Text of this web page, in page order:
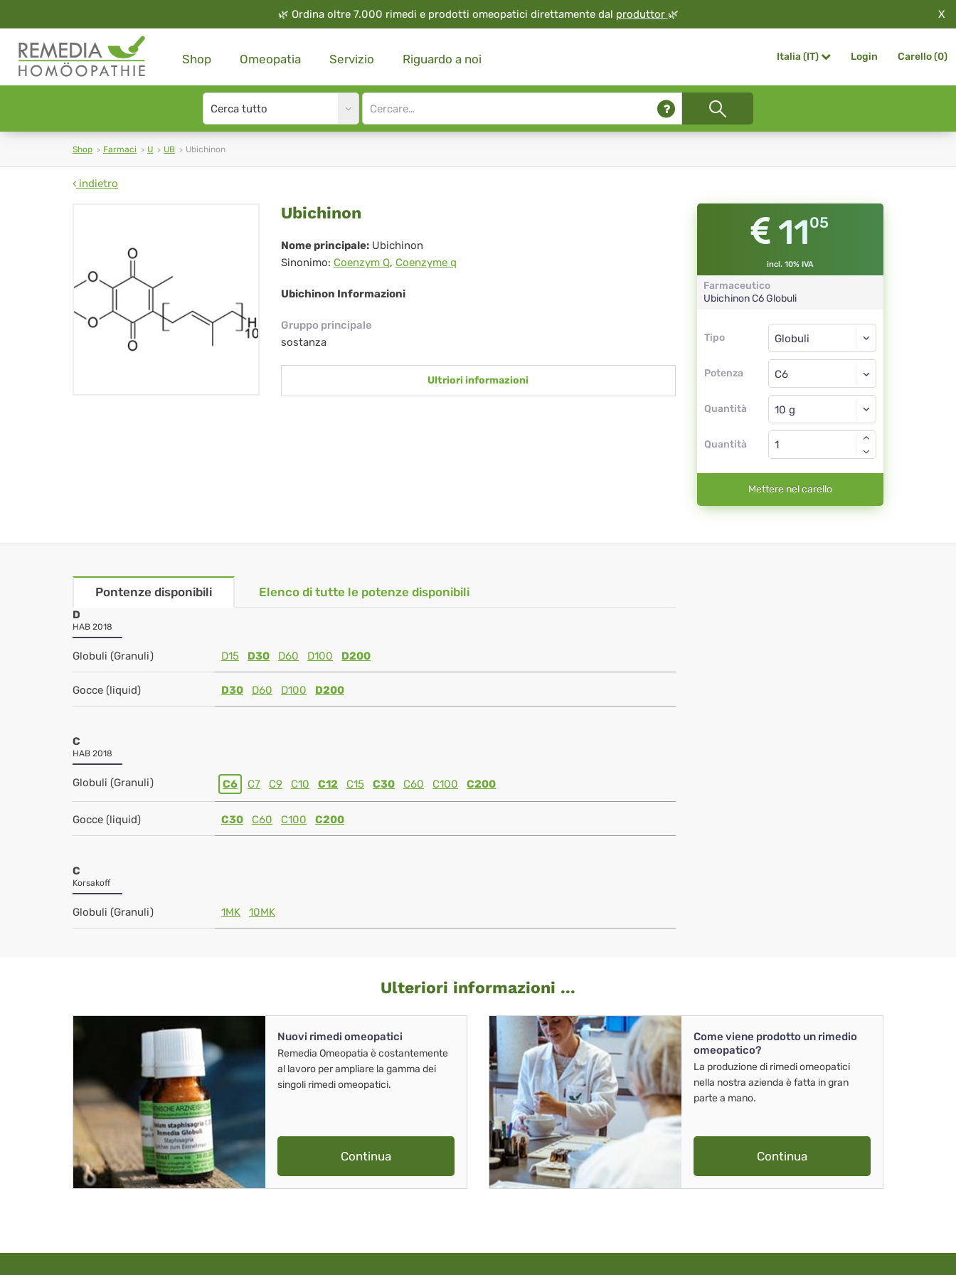
🌿 Ordina oltre 7.000 rimedi e prodotti omeopatici direttamente dal produttor 🌿 X
Shop Omeopatia Servizio Riguardo a noi Italia (IT) Login Carello (0)
Search
type
Site
search
Shop Farmaci U UB Ubichinon
indietro
Ubichinon
Ubichinon
Nome principale: Ubichinon
Sinonimo: Coenzym Q, Coenzyme q
Ubichinon Informazioni
Gruppo principale
sostanza
Ultriori informazioni
1105
incl. 10% IVA
Farmaceutico
UbichinonC6 Globuli
Tipo
Tipo
Potenza
Globuli
C6
Quantità
Globuli
Quantità
Mettere nel carello
Pontenze disponibili Elenco di tutte le potenze disponibili
D
HAB 2018
Globuli (Granuli) D15 D30 D60 D100 D200
Gocce (liquid) D30 D60 D100 D200
C
HAB 2018
Globuli (Granuli) C6 C7 C9 C10 C12 C15 C30 C60 C100 C200
Gocce (liquid) C30 C60 C100 C200
C
Korsakoff
Globuli (Granuli) 1MK 10MK
Ulteriori informazioni ...
Nuovi rimedi omeopatici
Remedia Omeopatia è costantemente
al lavoro per ampliare la gamma dei
singoli rimedi omeopatici.
Continua
Come viene prodotto un rimedio
omeopatico?
La produzione di rimedi omeopatici
nella nostra azienda è fatta in gran
parte a mano.
Continua